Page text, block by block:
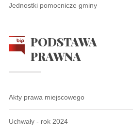
Jednostki pomocnicze gminy
PODSTAWA
PRAWNA
Akty prawa miejscowego
Uchwały - rok 2024